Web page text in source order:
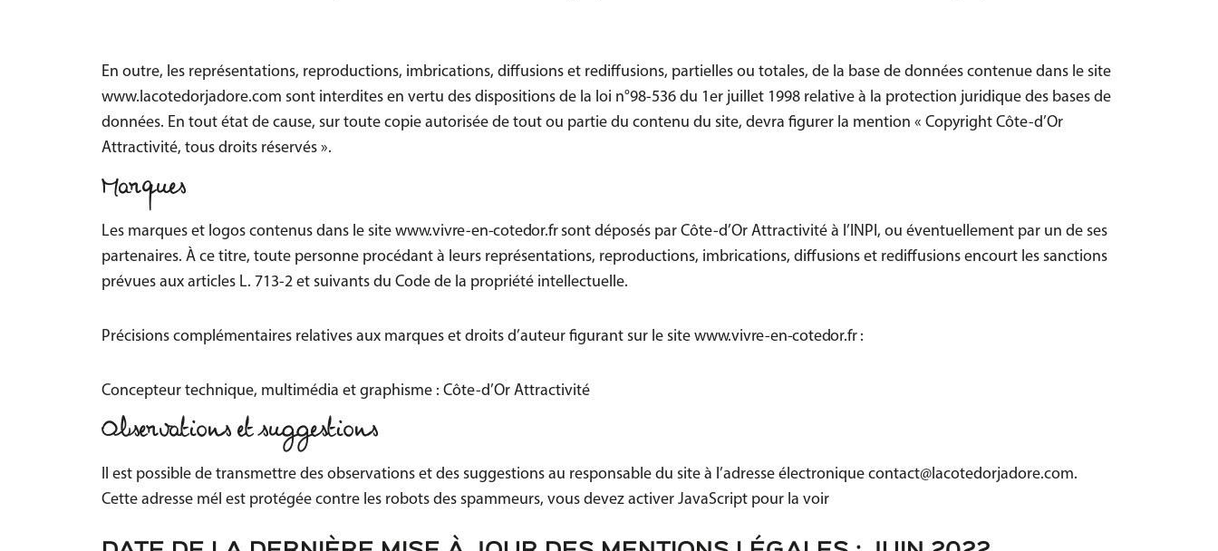
En outre, les représentations, reproductions, imbrications, diffusions et rediffusions, partielles ou totales, de la base de données contenue dans le site
www.lacotedorjadore.com sont interdites en vertu des dispositions de la loi n°98-536 du 1er juillet 1998 relative à la protection juridique des bases de
données. En tout état de cause, sur toute copie autorisée de tout ou partie du contenu du site, devra figurer la mention « Copyright Côte-d’Or
Attractivité, tous droits réservés ».
Marques
Les marques et logos contenus dans le site www.vivre-en-cotedor.frsont déposés par Côte-d’Or Attractivité à l’INPI, ou éventuellement par un de ses
partenaires. À ce titre, toute personne procédant à leurs représentations, reproductions, imbrications, diffusions et rediffusions encourt les sanctions
prévues aux articles L. 713-2 et suivants du Code de la propriété intellectuelle.
Précisions complémentaires relatives aux marques et droits d’auteur figurant sur le site www.vivre-en-cotedor.fr:
Concepteur technique, multimédia et graphisme : Côte-d’Or Attractivité
Observations et suggestions
Il est possible de transmettre des observations et des suggestions au responsable du site à l’adresse électronique contact@lacotedorjadore.com.
Cette adresse mél est protégée contre les robots des spammeurs, vous devez activer JavaScript pour la voir